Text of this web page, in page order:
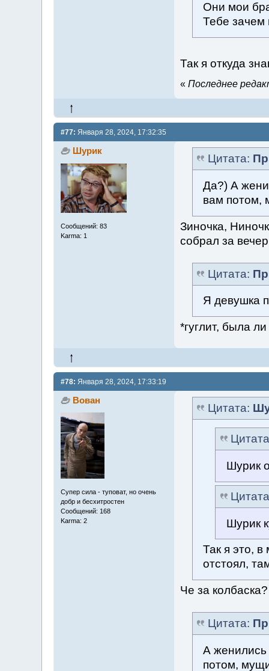
Они мои
Тебе зачем
Так я откуда
« Последнее
#77: Января 28, 2024, 17:32:35
Шурик
Сообщений: 83
Karma: 1
Цитата:
Да?) А
вам потом,
Зиночка,
собрал за
Цитата:
Я девушка
*гуглит, была
#78: Января 28, 2024, 17:33:19
Вован
Супер сила - туповат, но очень
добр и бесхитростен
Сообщений: 168
Karma: 2
Цитата:
Шурик
Шурик
Так я это,
отстоял,
Че за
Цитата:
А женились
потом,